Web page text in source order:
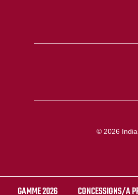
GAMME 2026 CONCESSIONS/A
© 2026